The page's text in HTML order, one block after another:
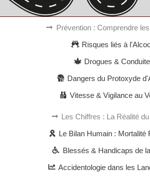
Prévention : Comprendre
Risques liés à
Drogues & Conduite
Dangers du Protoxyde
Vitesse & Vigilance au
Les Chiffres : La Réalité
Le Bilan Humain : Mortalité
Blessés & Handicaps de
Accidentologie dans les